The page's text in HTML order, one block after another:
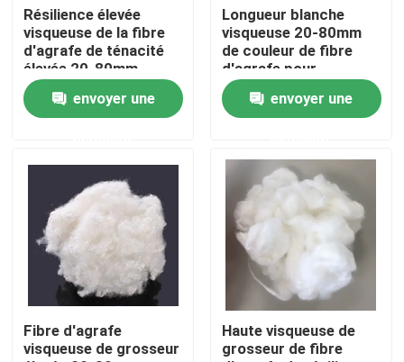
Visite d'usine
Contrôle de la qualité
Demande de soumission
Fibre d'agrafe visqueuse
Fibre discontinue de polyester recyclé
Fibre discontinue de polypropylène
Résilience élevée
visqueuse de la fibre
d'agrafe de ténacité
élevée 20-80mm
envoyer une
Longueur blanche
visqueuse 20-80mm
de couleur de fibre
d'agrafe pour
l'industrie textile
envoyer une
Fibre d'agrafe
visqueuse de grosseur
Haute visqueuse de
grosseur de fibre